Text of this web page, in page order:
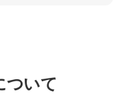
ついて